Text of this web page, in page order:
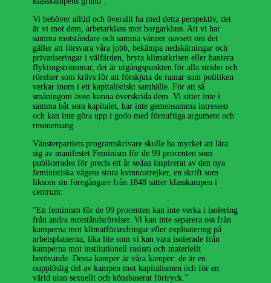
Vi behöver alltid och överallt ha med detta perspektiv, det
är vi mot dem, arbetarklass mot borgarklass. Att vi har
samma motståndare och samma vänner oavsett om det
gäller att försvara våra jobb, bekämpa nedskärningar och
privatiseringar i välfärden, bryta klimatkrisen eller hantera
flyktingströmmar, det är utgångspunkten för alla strider och
rörelser som krävs för att förskjuta de ramar som politiken
verkar inom i ett kapitalistiskt samhälle. För att så
småningom även kunna överskrida dem. Vi sitter inte i
samma båt som kapitalet, har inte gemensamma intressen
och kan inte göra upp i godo med förnuftiga argument och
resonemang.
Vänsterpartiets programskrivare skulle ha mycket att lära
sig av manifestet Feminism för de 99 procenten som
publicerades för precis ett år sedan inspirerat av den nya
feministiska vågens stora kvinnostrejker, en skrift som
liksom sin föregångare från 1848 sätter klasskampen i
centrum:
”En feminism för de 99 procenten kan inte verka i isolering
från andra motståndsrörelser. Vi kan inte separera oss från
kamperna mot klimatförändringar eller exploatering på
arbetsplatserna, lika lite som vi kan vara isolerade från
kamperna mot institutionell rasism och materiellt
berövande. Dessa kamper är våra kamper: de är en
oupplöslig del av kampen mot kapitalismen och för en
värld utan sexuellt och könsbaserat förtryck.”